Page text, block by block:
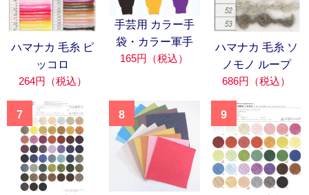
ハマナカ 毛糸 ピ
ッコロ
264円（税込）
手芸用 カラー手
袋・カラー軍手
165円（税込）
ハマナカ 毛糸 ソ
ノモノ ループ
686円（税込）
7 8 9